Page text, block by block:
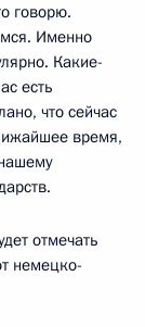
говорю.
Именно
Какие-
есть
что сейчас
время,
отмечать
немецко-